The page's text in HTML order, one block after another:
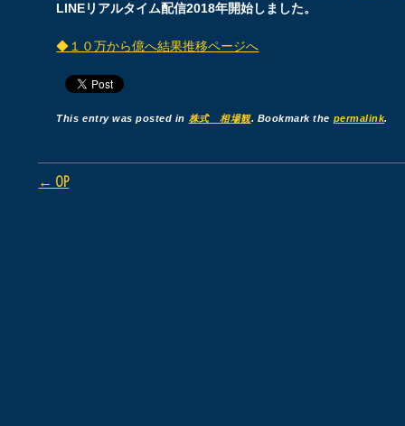
LINEリアルタイム配信2018年開始しました。
◆１０万から億へ結果推移ページへ
This entry was posted in 株式 相場観. Bookmark the permalink.
Post navigation
← OP